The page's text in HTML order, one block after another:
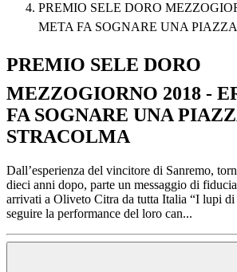
PREMIO SELE DORO
META FA SOGNARE UNA
PREMIO SELE DORO
MEZZOGIORNO 2018 -
FA SOGNARE UNA
STRACOLMA
Dall’esperienza del vincitore di Sanremo,
dieci anni dopo, parte un messaggio di
arrivati a Oliveto Citra da tutta Italia “I lupi di
seguire la performance del loro can...